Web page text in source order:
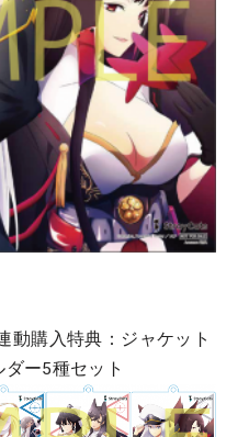
動購入特典：ジャケット
ー5種セット